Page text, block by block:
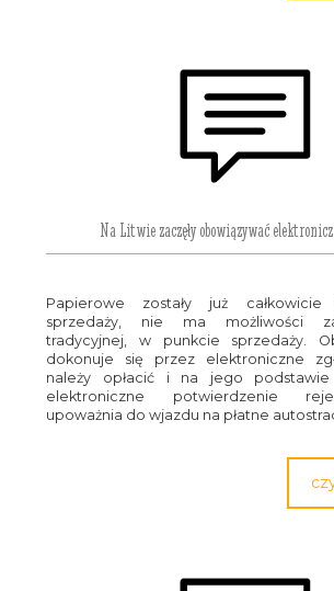
Na Litwie zaczęły obowiązywać
Papierowe zostały już
sprzedaży, nie ma możliwości
tradycyjnej, w punkcie sprzedaży.
dokonuje się przez elektroniczne
należy opłacić i na jego
elektroniczne potwierdzenie
upoważnia do wjazdu na płatne